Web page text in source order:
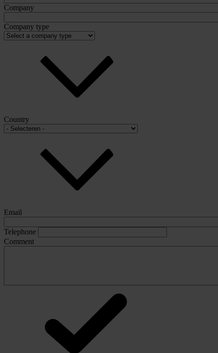
Company
Company type
Country
Email
Telephone
Comment